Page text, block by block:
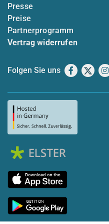
Presse
Preise
Partnerprogramm
Vertrag widerrufen
Folgen Sie uns Facebook
X